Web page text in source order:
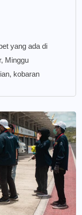
yang ada di
Minggu
kobaran